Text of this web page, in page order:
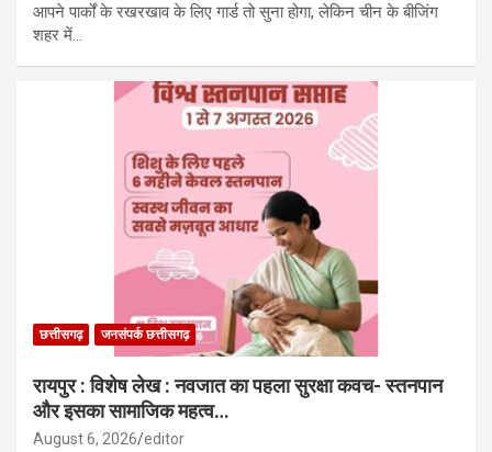
आपने पार्कों के रखरखाव के लिए गार्ड तो सुना होगा, लेकिन चीन के बीजिंग
शहर में…
छत्तीसगढ़ जनसंपर्क छत्तीसगढ़
रायपुर : विशेष लेख : नवजात का पहला सुरक्षा कवच- स्तनपान
और इसका सामाजिक महत्व…
August 6, 2026 editor